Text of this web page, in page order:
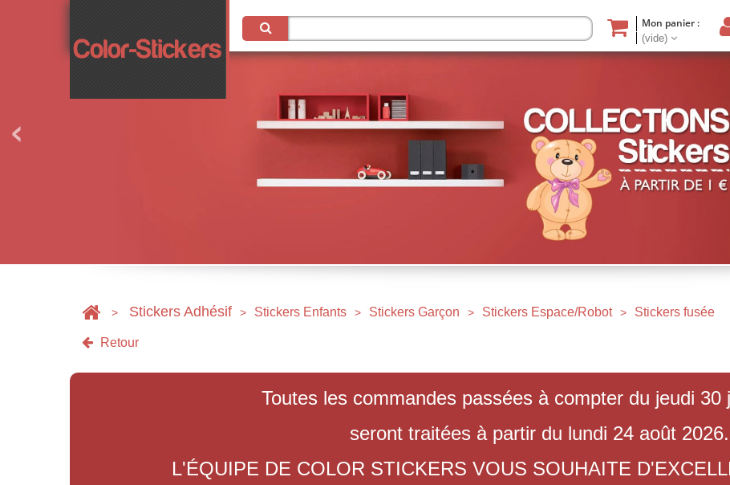
Mon panier :
(vide)
> Stickers Adhésif > Stickers Enfants > Stickers Garçon > Stickers Espace/Robot > Stickers fusée
Retour
Toutes les commandes passées à compter du jeudi 30
seront traitées à partir du lundi 24 août 2026.
L'ÉQUIPE DE COLOR STICKERS VOUS SOUHAITE